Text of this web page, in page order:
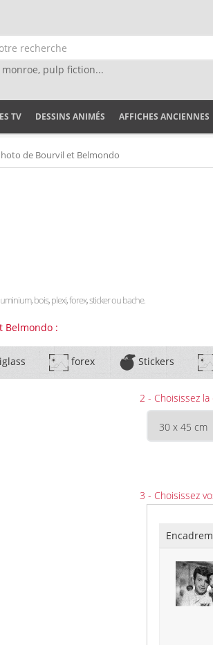
monroe, pulp fiction...
TV DESSINS ANIMÉS AFFICHES ANCIENNES
de Bourvil et Belmondo
bois, plexi, forex, sticker ou bache.
Belmondo :
forex Stickers
2 - Choisissez
3 - Choisissez